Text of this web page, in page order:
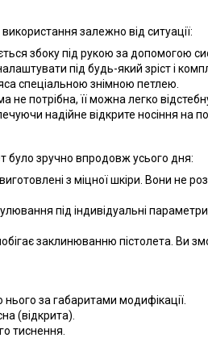
залежно від ситуації:
збоку під рукою за допомогою
під будь-який зріст і
спеціальною знімною петлею.
не потрібна, її можна легко
надійне відкрите носіння на
було зручно впродовж усього дня:
з міцної шкіри. Вони не
під індивідуальні
заклинюванню пістолета. Ви
нього за габаритами модифікації.
(відкрита).
тиснення.